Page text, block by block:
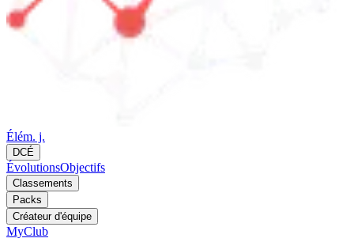
Élém. j.
DCÉ
ÉvolutionsObjectifs
Classements
Packs
Créateur d'équipe
MyClub